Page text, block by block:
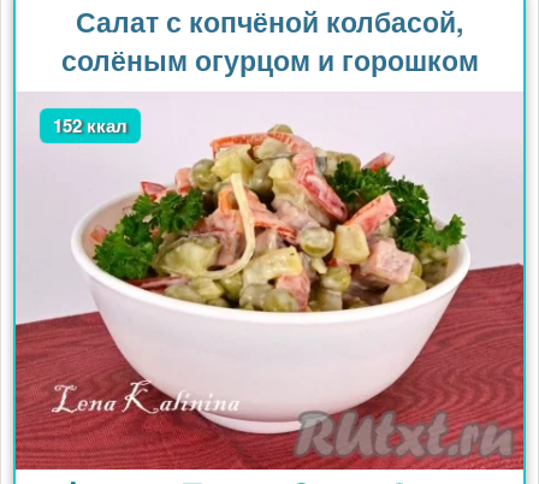
Салат с копчёной колбасой,
солёным огурцом и горошком
152 ккал